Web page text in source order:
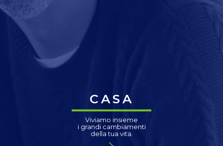
CASA
Viviamo insieme
i grandi cambiamenti
della tua vita.